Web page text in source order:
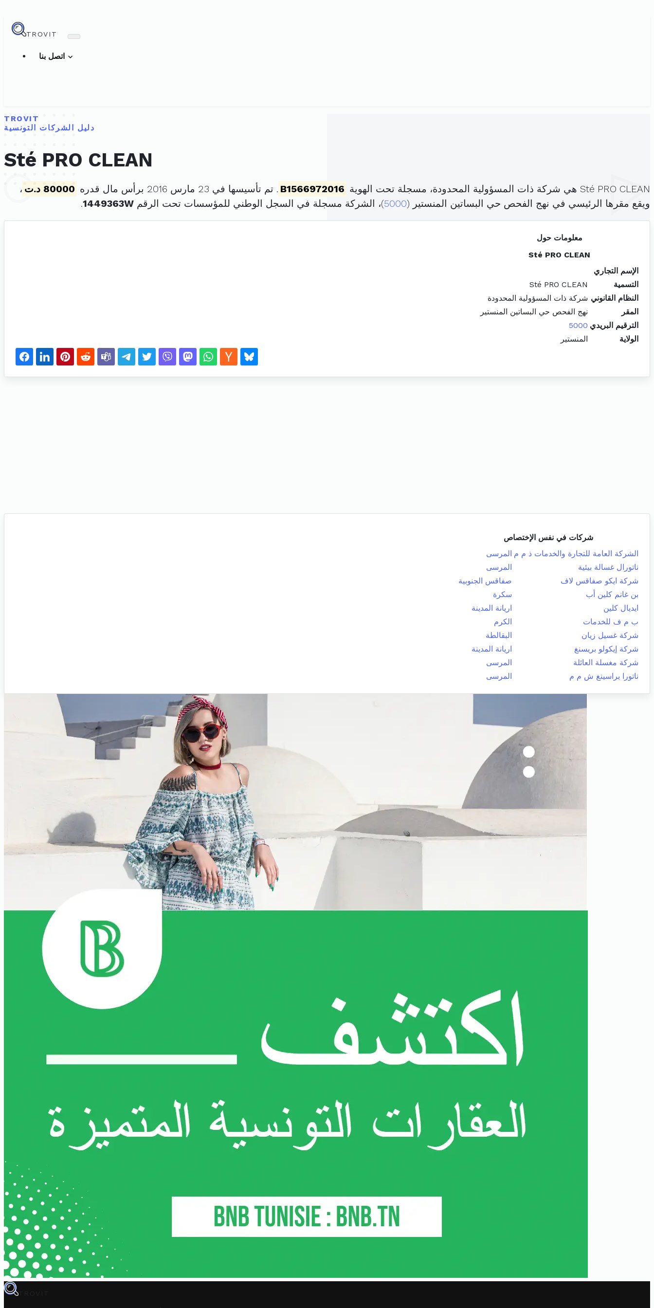
TROVIT
TROVIT
دليل الشركات التونسية
Sté PRO CLEAN
Sté PRO CLEAN هي شركة ذات المسؤولية المحدودة، مسجلة تحت الهوية B1566972016 . تم تأسيسها في 23 مارس 2016 برأس مال قدره 80000 د.ت
،
ويقع مقرها الرئيسي في نهج الفحص حي البساتين المنستير (5000)، الشركة مسجلة في السجل الوطني للمؤسسات تحت الرقم 1449363W
.
معلومات حول
Sté PRO CLEAN
الإسم التجاري
التسمية
Sté PRO CLEAN
النظام القانوني شركة ذات المسؤولية المحدودة
المقر
نهج الفحص حي البساتين المنستير
الترقيم البريدي 5000
الولاية
المنستير
شركات في نفس الإختصاص
الشركة العامة للتجارة والخدمات ذ م م المرسى
ناتورال غسالة بيئية
المرسى
شركة ايكو صفاقس لاف
صفاقس الجنوبية
بن غانم كلين أب
سكرة
ايديال كلين
اريانة المدينة
ب م ف للخدمات
الكرم
شركة غسيل زيان
البقالطة
شركة إيكولو بريسنغ
اريانة المدينة
شركة مغسلة العائلة
المرسى
ناتورا براسينغ ش م م
المرسى
TROVIT